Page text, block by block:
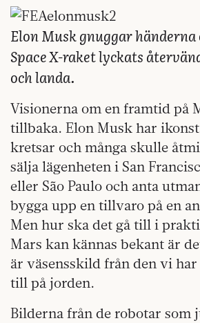
ElonMusk gnuggar
Space X-raket lyckats
och landa.
Visionerna om en framtid på
tillbaka. Elon Musk har
kretsar och många skulle
sälja lägenheten i San
eller São Paulo och anta
bygga upp en tillvaro på en
Men hur ska det gå till i
Mars kan kännas bekant är
är väsensskild från den vi har
till på jorden.
Bilderna från de robotar som